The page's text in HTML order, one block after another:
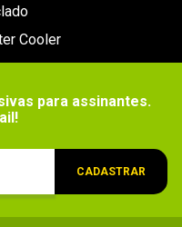
Cooler
para assinantes.
CADASTRAR